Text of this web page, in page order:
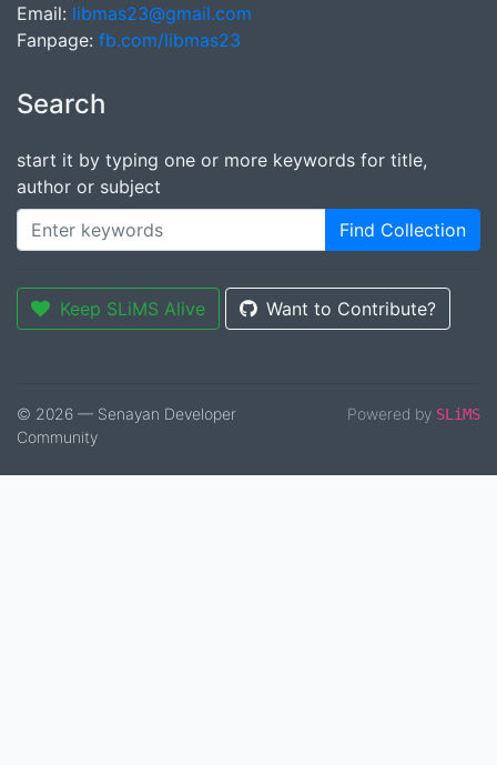
Email: libmas23@gmail.com
Fanpage: fb.com/libmas23
Search
start it by typing one or more keywords for title,
author or subject
Find Collection
Keep SLiMS Alive Want to Contribute?
© 2026 — Senayan Developer
Community
Powered by SLiMS